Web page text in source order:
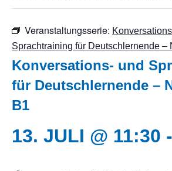
Veranstaltungsserie:
Sprachtraining für Deutschlernende –
Konversations- und
für Deutschlernende –
B1
13. JULI @ 11:30 -